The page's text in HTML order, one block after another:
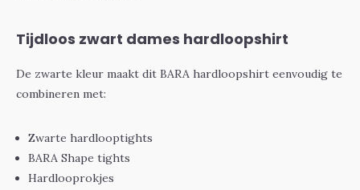
Tijdloos zwart dames hardloopshirt
De zwarte kleur maakt dit BARA hardloopshirt eenvoudig te
combineren met:
Zwarte hardlooptights
BARA Shape tights
Hardlooprokjes